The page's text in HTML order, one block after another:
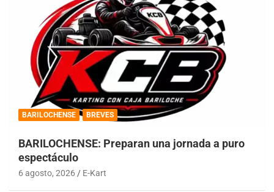
BARILOCHENSE BREVES
BARILOCHENSE: Preparan una jornada a puro
espectáculo
6 agosto, 2026 E-Kart